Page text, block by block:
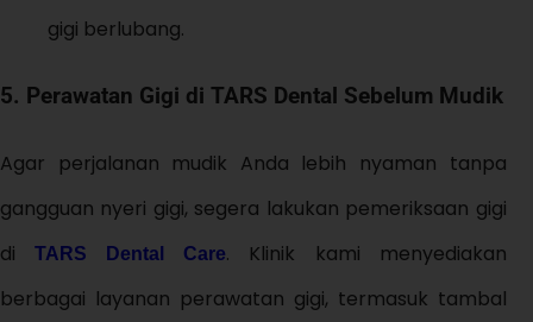
gigi berlubang.
5. Perawatan Gigi di TARS Dental Sebelum Mudik
Agar perjalanan mudik Anda lebih nyaman tanpa
gangguan nyeri gigi, segera lakukan pemeriksaan gigi
diTARS Dental Care. Klinik kami menyediakan
berbagai layanan perawatan gigi, termasuk tambal